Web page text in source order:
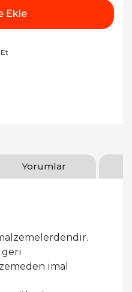
Ekle
Yorumlar
geri
imal